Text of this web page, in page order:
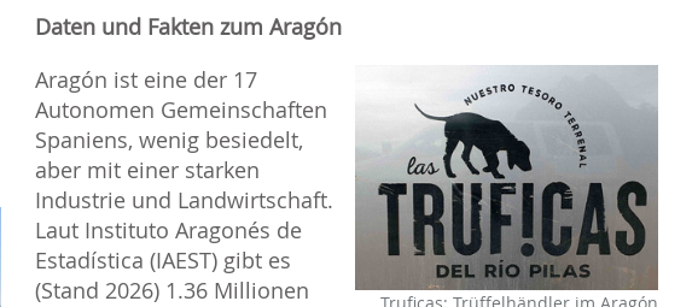
Daten und Fakten zum Aragón
Aragón ist eine der 17
Autonomen Gemeinschaften
Spaniens, wenig besiedelt,
aber mit einer starken
Industrie und Landwirtschaft.
Laut Instituto Aragonés de
Estadística (IAEST) gibt es
(Stand 2026) 1.36 Millionen